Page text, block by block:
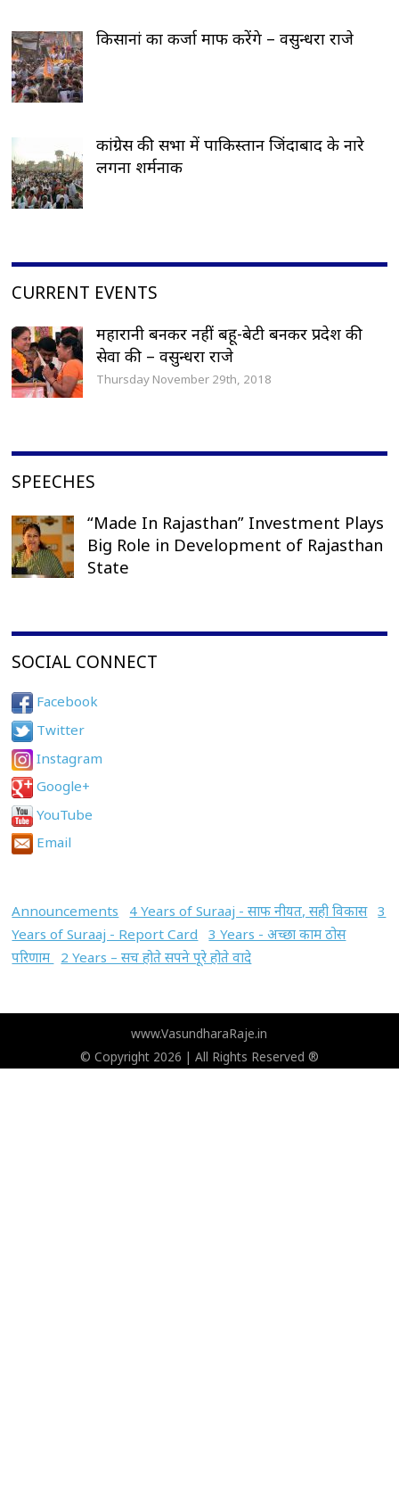
किसानां का कर्जा माफ करेंगे – वसुन्धरा राजे
कांग्रेस की सभा में पाकिस्तान जिंदाबाद के नारे
लगना शर्मनाक
CURRENT EVENTS
महारानी बनकर नहीं बहू-बेटी बनकर प्रदेश की
सेवा की – वसुन्धरा राजे
Thursday November 29th, 2018
SPEECHES
“Made In Rajasthan” Investment Plays
Big Role in Development of Rajasthan
State
SOCIAL CONNECT
Facebook
Twitter
Instagram
Google+
YouTube
Email
Announcements 4 Years of Suraaj - साफ नीयत, सही विकास 3
Years of Suraaj - Report Card
3 Years - अच्छा काम ठोस
परिणाम
2 Years – सच होते सपने पूरे होते वादे
www.VasundharaRaje.in
© Copyright 2026 | All Rights Reserved ®